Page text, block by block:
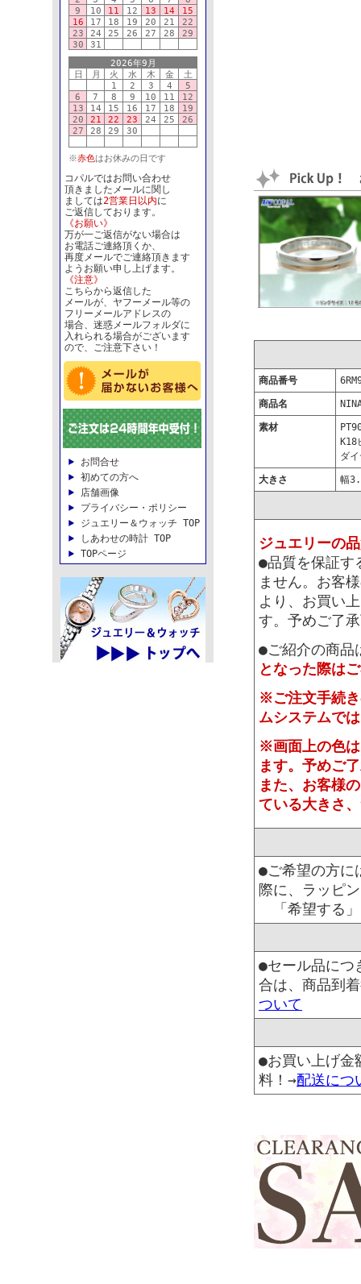
9
10 11 12 13 14
15
16
17 18 19 20 21
22
23
24 25 26 27 28
29
30
31
2026年9月
日
月 火 水 木 金
土
1
2 3 4
5
6
7 8 9 10 11
12
13
14 15 16 17 18
19
20
21 22 23 24 25
26
27
28 29 30
※赤色はお休みの日です
コパルではお問い合わせ
頂きましたメールに関し
ましては2営業日以内に
ご返信しております。
《お願い》
万が一ご返信がない場合は
お電話ご連絡頂くか、
再度メールでご連絡頂きます
ようお願い申し上げます。
《注意》
こちらから返信した
メールが、ヤフーメール等の
フリーメールアドレスの
場合、迷惑メールフォルダに
入れられる場合がございます
ので、ご注意下さい！
お問合せ
初めての方へ
店舗画像
プライバシー・ポリシー
ジュエリー＆ウォッチ TOP
しあわせの時計 TOP
TOPページ
商品番号
商品名
素材
K18
ダ
大きさ 幅
ジュエリーの
●品質を保証す
ません。お客
より、お買い
す。予めご了
●ご紹介の商品
となった際は
※ご注文手続
ムシステムで
※画面上の色
ます。予めご
また、お客様
ている大きさ
●ご希望の方に
際に、ラッピ
「希望する
●セール品につ
合は、商品到
ついて
●お買い上げ金
料！→配送につ